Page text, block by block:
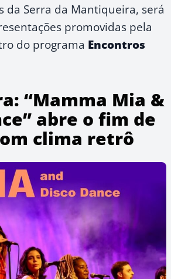
da Serra da Mantiqueira, será
promovidas pela
do programa Encontros
“Mamma Mia &
abre o fim de
clima retrô